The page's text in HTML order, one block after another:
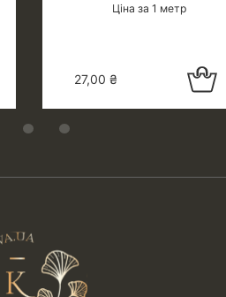
Ціна за 1 метр
27,00 ₴ Додати в
кошик
2 3